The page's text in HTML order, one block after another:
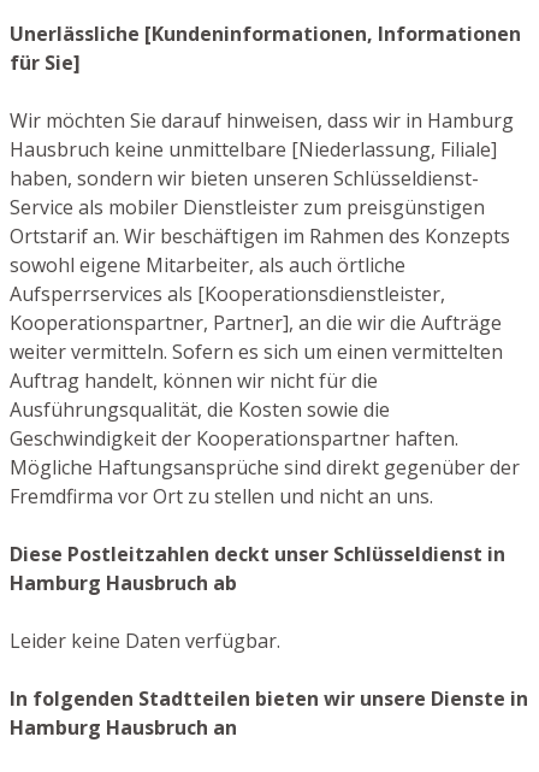
Unerlässliche [Kundeninformationen, Informationen
für Sie]
Wir möchten Sie darauf hinweisen, dass wir in Hamburg
Hausbruch keine unmittelbare [Niederlassung, Filiale]
haben, sondern wir bieten unseren Schlüsseldienst-
Service als mobiler Dienstleister zum preisgünstigen
Ortstarif an. Wir beschäftigen im Rahmen des Konzepts
sowohl eigene Mitarbeiter, als auch örtliche
Aufsperrservices als [Kooperationsdienstleister,
Kooperationspartner, Partner], an die wir die Aufträge
weiter vermitteln. Sofern es sich um einen vermittelten
Auftrag handelt, können wir nicht für die
Ausführungsqualität, die Kosten sowie die
Geschwindigkeit der Kooperationspartner haften.
Mögliche Haftungsansprüche sind direkt gegenüber der
Fremdfirma vor Ort zu stellen und nicht an uns.
Diese Postleitzahlen deckt unser Schlüsseldienst in
Hamburg Hausbruch ab
Leider keine Daten verfügbar.
In folgenden Stadtteilen bieten wir unsere Dienste in
Hamburg Hausbruch an